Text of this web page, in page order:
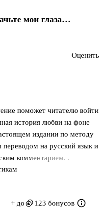
поможет читателю войти
история любви на фоне
издании по методу
на русский язык и
комментарием. .
том, что запоминание слов
языка, может служить
мои глаза…
Оценить
+ до 123 бонусов